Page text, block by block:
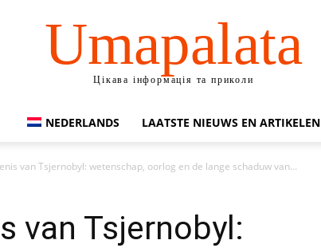
Umapalata
Цікава інформація та приколи
NEDERLANDS LAATSTE NIEUWS EN ARTIKELEN
van Tsjernobyl: wetenschap, oorlog en de lange schaduw van...
van Tsjernobyl: